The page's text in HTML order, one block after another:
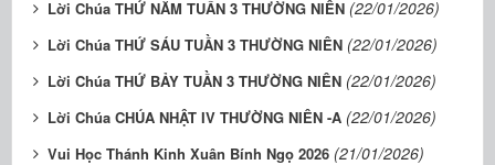
Lời Chúa THỨ NĂM TUẦN 3 THƯỜNG NIÊN (22/01/2026)
Lời Chúa THỨ SÁU TUẦN 3 THƯỜNG NIÊN (22/01/2026)
Lời Chúa THỨ BẢY TUẦN 3 THƯỜNG NIÊN (22/01/2026)
Lời Chúa CHÚA NHẬT IV THƯỜNG NIÊN -A (22/01/2026)
Vui Học Thánh Kinh Xuân Bính Ngọ 2026 (21/01/2026)